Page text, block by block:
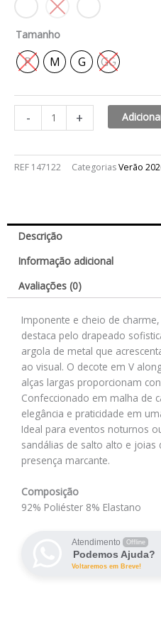
Tamanho
P M G GG
- +
REF 147122 CategoriasVerão
Descrição
Informação adicional
Avaliações (0)
Imponente e cheio de
destaca pelo drapeado
argola de metal que
ao visual. O decote em V
alças largas proporcionam
Confeccionado em malha de
elegância e praticidade em
Ideal para eventos noturnos
sandálias de salto alto e joias
presença marcante.
Composição
92% Poliéster 8% Elastano
Atendimento Offline
Podemos Ajuda?
Voltaremos em Breve!